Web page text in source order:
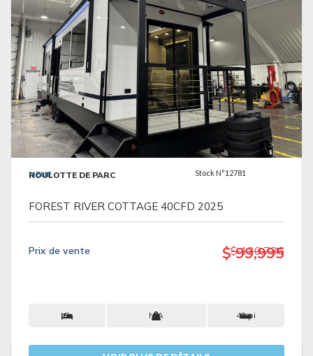
VOIR LES DÉTAILS
NEUF
ROULOTTE DE PARC Stock N°12781
FOREST RIVER COTTAGE 40CFD 2025
Prix ​​de vente $ 130,736
$ 99,995
5 N/A 43 pi